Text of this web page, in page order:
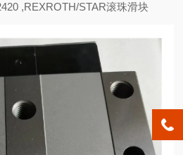
,REXROTH/STAR滚珠滑块